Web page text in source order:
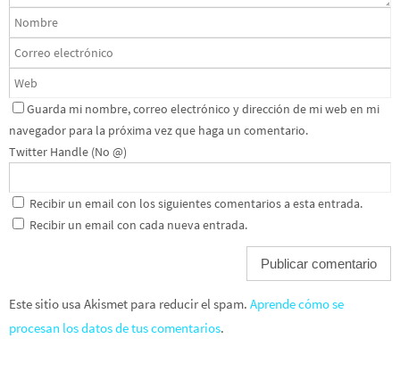
Guarda mi nombre, correo electrónico y dirección de mi web en mi
navegador para la próxima vez que haga un comentario.
Twitter Handle (No @)
Recibir un email con los siguientes comentarios a esta entrada.
Recibir un email con cada nueva entrada.
Este sitio usa Akismet para reducir el spam. Aprende cómo se
procesan los datos de tus comentarios.